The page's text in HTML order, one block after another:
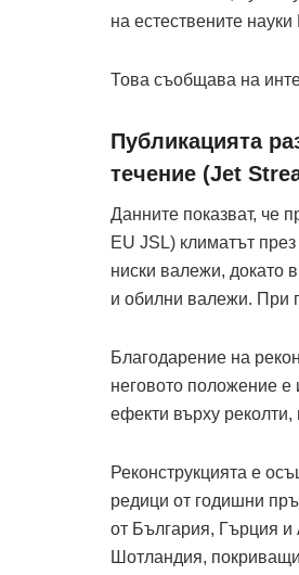
на естествените науки
Това съобщава на
Публикацията
течение (Jet
Данните показват, че
EU JSL) климатът
ниски валежи, докато
и обилни валежи. При
Благодарение на
неговото положение е
ефекти върху
Реконструкцията е
редици от годишни
от България, Гърция
Шотландия,